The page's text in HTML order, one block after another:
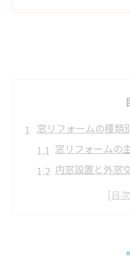
窓リフォームの種類
窓リフォームの
内窓設置と外窓
ガラス交換やカ
省エネ対策に最